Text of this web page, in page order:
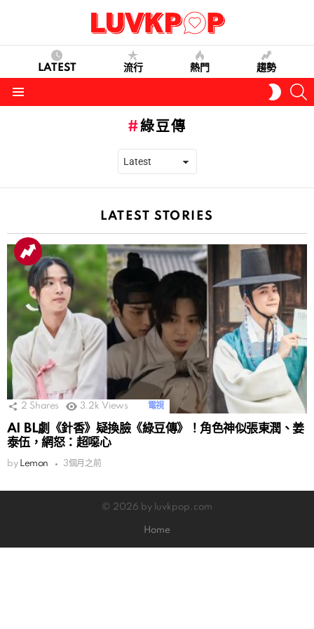
LATEST 流行 熱門 趨勢
SKIN
綠豆傳
LATEST STORIES
2 Shares 3.2k Views 電視
AI BL劇《針香》疑換臉《綠豆傳》！角色神似張東潤、姜
泰伍，網怒：超噁心
by Lemon 3個月之前
© 2026 by luvkpop.com
Home